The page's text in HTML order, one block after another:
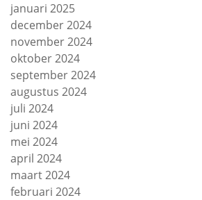
januari 2025
december 2024
november 2024
oktober 2024
september 2024
augustus 2024
juli 2024
juni 2024
mei 2024
april 2024
maart 2024
februari 2024